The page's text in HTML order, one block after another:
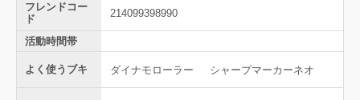
フレンドコー
ド
214099398990
活動時間帯
よく使うブキ ダイナモローラー シャープマーカーネオ